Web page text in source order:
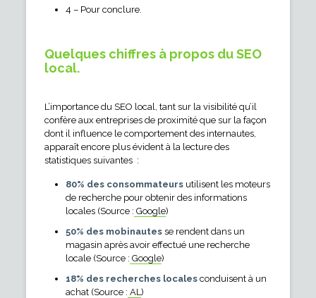
4 – Pour conclure.
Quelques chiffres à propos du SEO
local.
L’importance du SEO local, tant sur la visibilité qu’il
confère aux entreprises de proximité que sur la façon
dont il influence le comportement des internautes,
apparaît encore plus évident à la lecture des
statistiques suivantes :
80% des consommateursutilisent les moteurs
de recherche pour obtenir des informations
locales (Source : Google)
50% des mobinautesse rendent dans un
magasin après avoir effectué une recherche
locale (Source : Google)
18% des recherches localesconduisent à un
achat (Source : AL )